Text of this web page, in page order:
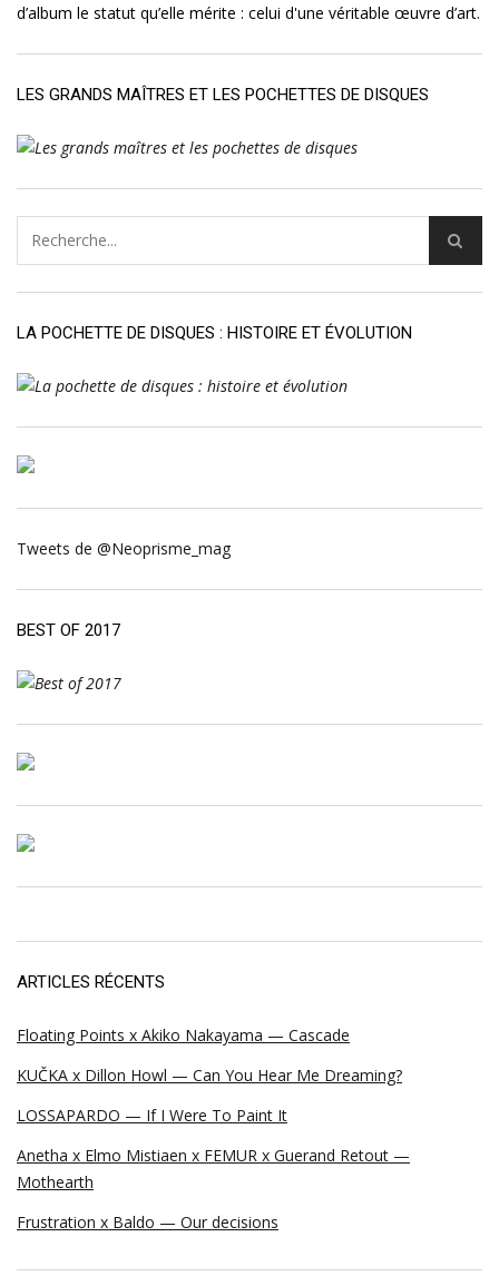
d’album le statut qu’elle mérite : celui d'une véritable œuvre d’art.
LES GRANDS MAÎTRES ET LES POCHETTES DE DISQUES
LA POCHETTE DE DISQUES : HISTOIRE ET ÉVOLUTION
Tweets de @Neoprisme_mag
BEST OF 2017
ARTICLES RÉCENTS
Floating Points x Akiko Nakayama — Cascade
KUČKA x Dillon Howl — Can You Hear Me Dreaming?
LOSSAPARDO — If I Were To Paint It
Anetha x Elmo Mistiaen x FEMUR x Guerand Retout —
Mothearth
Frustration x Baldo — Our decisions